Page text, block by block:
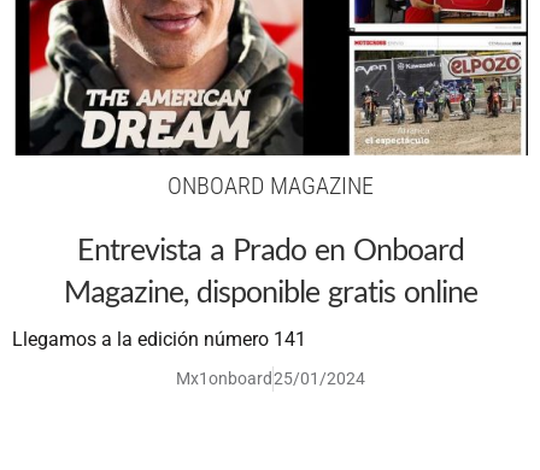
ONBOARD MAGAZINE
Entrevista a Prado en Onboard
Magazine, disponible gratis online
Llegamos a la edición número 141
Mx1onboard25/01/2024